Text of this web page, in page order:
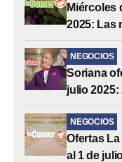
Miércoles
2025: Las
NEGOCIOS
Soriana
julio
NEGOCIOS
Ofertas
al 1 de